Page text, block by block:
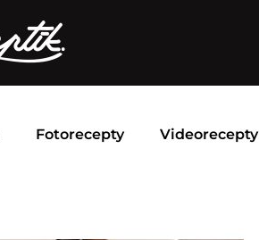
Fotorecepty Videorecepty